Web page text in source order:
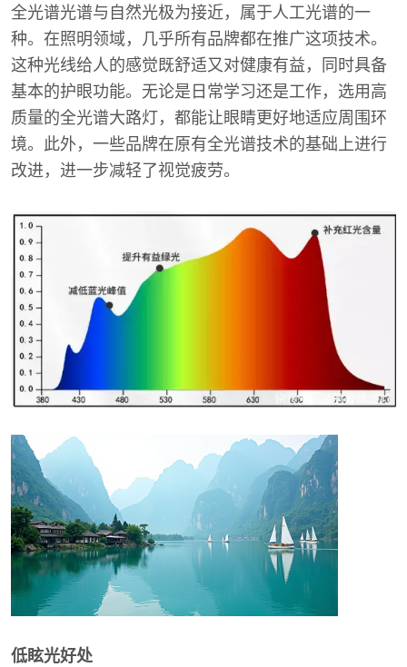
全光谱光谱与自然光极为接近，属于人工光谱的一
种。在照明领域，几乎所有品牌都在推广这项技术。
这种光线给人的感觉既舒适又对健康有益，同时具备
基本的护眼功能。无论是日常学习还是工作，选用高
质量的全光谱大路灯，都能让眼睛更好地适应周围环
境。此外，一些品牌在原有全光谱技术的基础上进行
改进，进一步减轻了视觉疲劳。
低眩光好处